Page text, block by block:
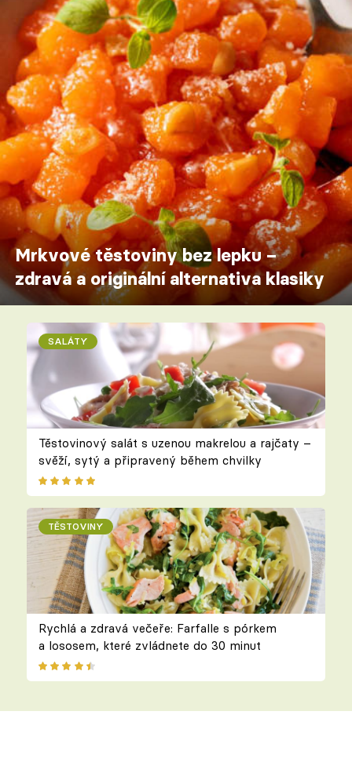
Mrkvové těstoviny bez lepku –
zdravá a originální alternativa klasiky
SALÁTY
Těstovinový salát s uzenou makrelou a rajčaty –
svěží, sytý a připravený během chvilky
TĚSTOVINY
Rychlá a zdravá večeře: Farfalle s pórkem
a lososem, které zvládnete do 30 minut